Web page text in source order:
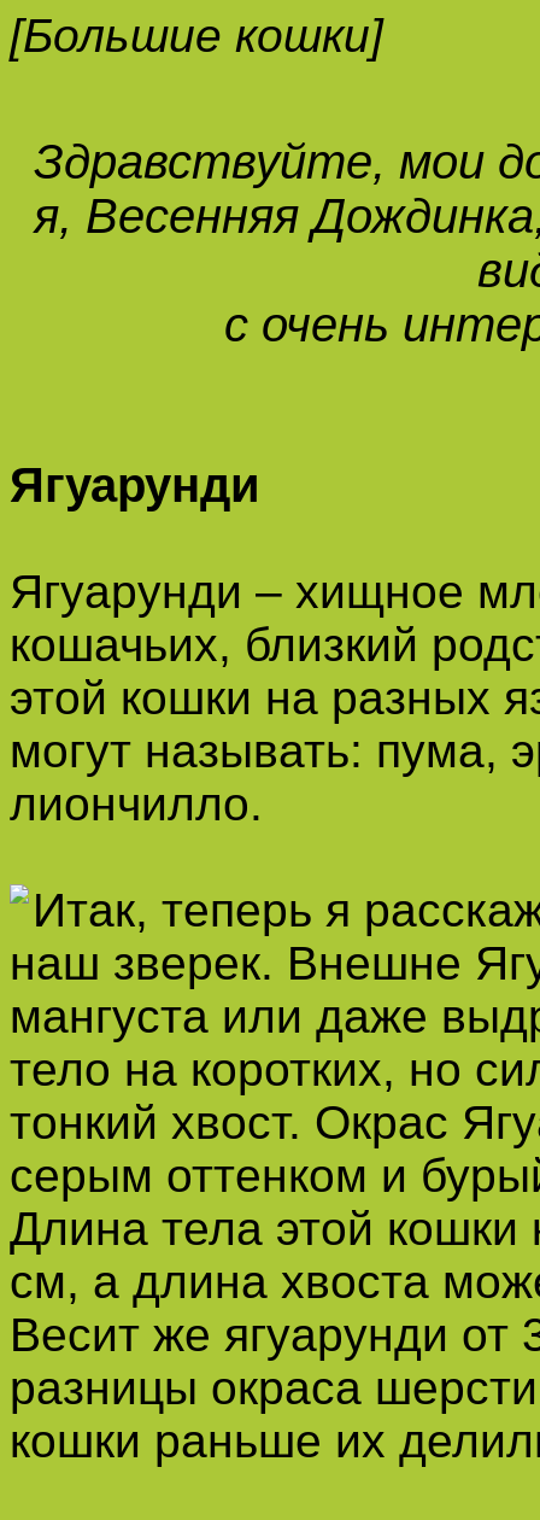
[Большие кошки]
Здравствуйте, мои
я, Весенняя
с очень
Ягуарунди
Ягуарунди – хищное
кошачьих, близкий
этой кошки на разных
могут называть: пума,
лиончилло.
Итак, теперь я
наш зверек. Внешне
мангуста или даже
тело на коротких, но
тонкий хвост. Окрас
серым оттенком и
Длина тела этой кошки
см, а длина хвоста
Весит же ягуарунди от
разницы окраса
кошки раньше их